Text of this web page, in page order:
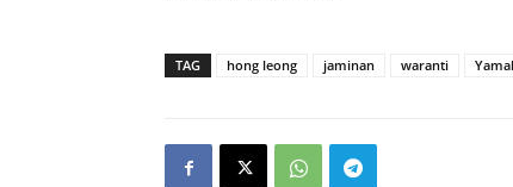
TAG hong leong jaminan waranti